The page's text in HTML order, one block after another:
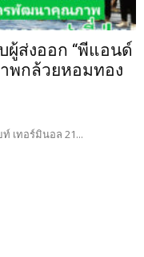
ผู้ส่งออก “พีแอนด์
พกล้วยหอมทอง
เทอร์มินอล 21...